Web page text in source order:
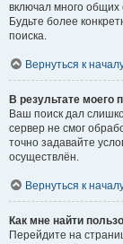
включал много общих
Будьте более
поиска.
Вернуться к
В результате моего
Ваш поиск дал
сервер не смог
точно задавайте
осуществлён.
Вернуться к
Как мне найти
Перейдите на